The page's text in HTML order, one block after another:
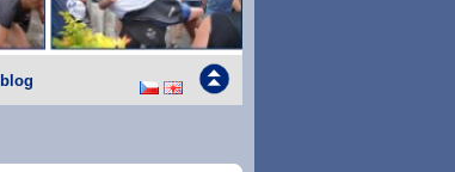
blog